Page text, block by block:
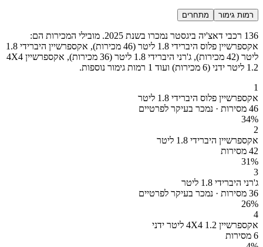
רמות גימור מתחרים
136 רכבי דאצ'יה ביגסטר נמכרו בשנת 2025. מובילי המכירות הם:
אקספרשיין פלוס היברידי 1.8 ליטר (46 מכירות), אקספרשיין היברידי 1.8
ליטר (42 מכירות), ג'רני היברידי 1.8 ליטר (36 מכירות), אקספרשיין 4X4
1.2 ליטר ידני (6 מכירות) ועוד 1 רמות גימור נוספות.
1
אקספרשיין פלוס היברידי 1.8 ליטר
46 מסירות · נמכר בעיקר לפרטיים
34%
2
אקספרשיין היברידי 1.8 ליטר
42 מסירות
31%
3
ג'רני היברידי 1.8 ליטר
36 מסירות · נמכר בעיקר לפרטיים
26%
4
אקספרשיין 4X4 1.2 ליטר ידני
6 מסירות